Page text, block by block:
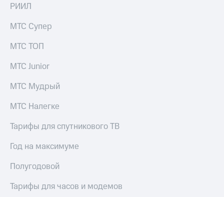
Еврооблигации-2023
о
именных
облигаций
Другое
Реквизиты
развитие
этика
На главную
РИИЛ
МТС Супер
МТС ТОП
МТС Junior
МТС Мудрый
МТС Налегке
Тарифы для спутникового ТВ
Год на максимуме
Полугодовой
Тарифы для часов и модемов